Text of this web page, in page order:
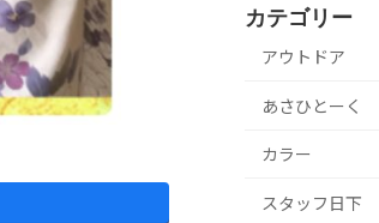
カテゴリー
アウトドア
あさひとーく
カラー
スタッフ日下